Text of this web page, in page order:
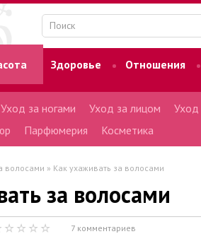
Здоровье
Отношения
Уход за ногами Уход за лицом
Уход
Парфюмерия Косметика
волосами » Как ухаживать за волосами
за волосами
7 комментариев